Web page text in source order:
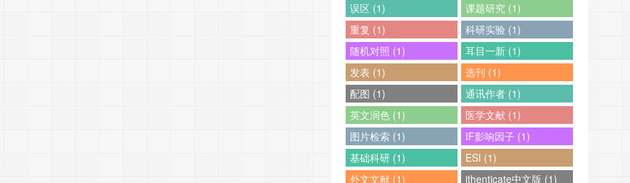
误区 (1)
课题研究 (1)
重复 (1)
科研实验 (1)
随机对照 (1)
耳目一新 (1)
发表 (1)
选刊 (1)
配图 (1)
通讯作者 (1)
英文润色 (1)
医学文献 (1)
图片检索 (1)
IF影响因子 (1)
基础科研 (1)
ESI (1)
外文文献 (1)
ithenticate中文版 (1)